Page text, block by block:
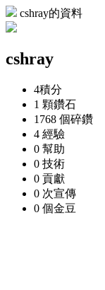
cshray的資料
cshray
4積分
1 顆鑽石
1768 個碎鑽
4 經驗
0 幫助
0 技術
0 貢獻
0 次宣傳
0 個金豆